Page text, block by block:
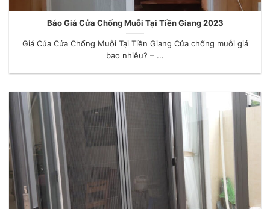
Báo Giá Cửa Chống Muỗi Tại Tiền Giang 2023
Giá Của Cửa Chống Muỗi Tại Tiền Giang Cửa chống muỗi giá
bao nhiêu? – ...